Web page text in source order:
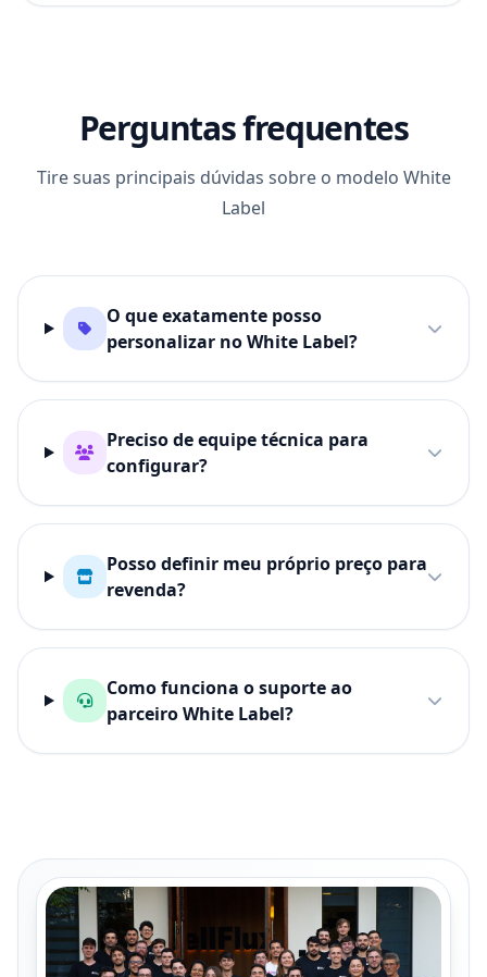
Perguntas frequentes
Tire suas principais dúvidas sobre o modelo White
Label
O que exatamente posso
personalizar no White Label?
Preciso de equipe técnica para
configurar?
Posso definir meu próprio preço para
revenda?
Como funciona o suporte ao
parceiro White Label?